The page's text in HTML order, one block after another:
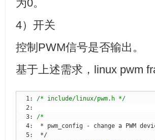
为0。
4）开关
控制PWM信号是否输出。
基于上述需求，linux pwm
  1:
/* include/linux/pwm.h */
  3: